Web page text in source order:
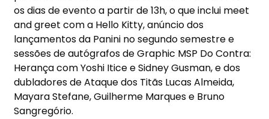
os dias de eventoa partir de 13h, o que inclui meet
and greet com a Hello Kitty, anúncio dos
lançamentos da Panini no segundo semestre e
sessões de autógrafos de Graphic MSP Do Contra:
Herança com Yoshi Itice e Sidney Gusman, e dos
dubladores de Ataque dos Titãs Lucas Almeida,
Mayara Stefane, Guilherme Marques e Bruno
Sangregório.